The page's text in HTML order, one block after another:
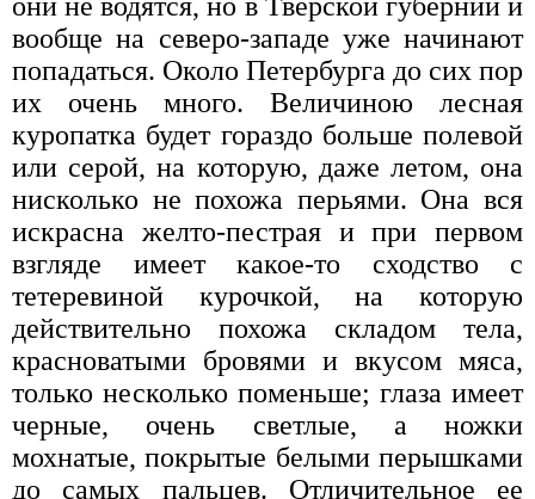
вообще на северо-западе уже начинают
попадаться. Около Петербурга до сих пор
их очень много. Величиною лесная
куропатка будет гораздо больше полевой
или серой, на которую, даже летом, она
нисколько не похожа перьями. Она вся
искрасна желто-пестрая и при первом
взгляде имеет какое-то сходство с
тетеревиной курочкой, на которую
действительно похожа складом тела,
красноватыми бровями и вкусом мяса,
только несколько поменьше; глаза имеет
черные, очень светлые, а ножки
мохнатые, покрытые белыми перышками
до самых пальцев. Отличительное ее